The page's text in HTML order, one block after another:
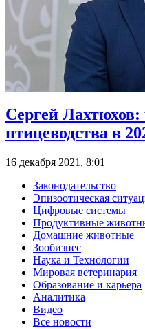
Сергей Лахтюхов:
птицеводства в
16 декабря 2021, 8:01
Законодательство
Эпизоотическая
Цифровые системы
Продуктивные
Домашние животные
Зообизнес
Наука и Технологии
Мировая ветеринария
Образование и карьера
Аналитика
Видео
Все новости